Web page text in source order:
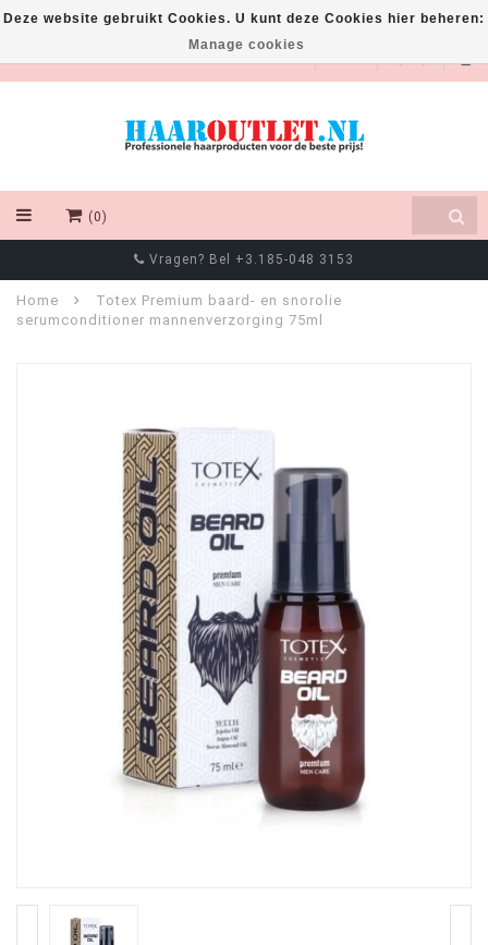
EUR
(0)
Vragen? Bel +3.185-048 3153
Home
Totex Premium baard- en snorolie
serumconditioner mannenverzorging 75ml
Deze website gebruikt Cookies. U kunt deze Cookies hier beheren:
Manage cookies